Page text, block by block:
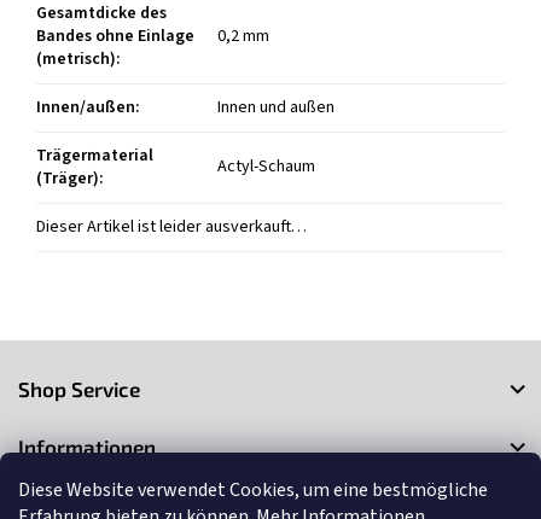
Diese Website verwendet Cookies, um eine bestmögliche
Gesamtdicke des
Bandes ohne Einlage
(metrisch):
0,2 mm
Innen/außen:
Innen und außen
Trägermaterial
(Träger): Actyl-Schaum
Dieser Artikel ist leider ausverkauft…
e
Shop Service
Informationen
Kontakt